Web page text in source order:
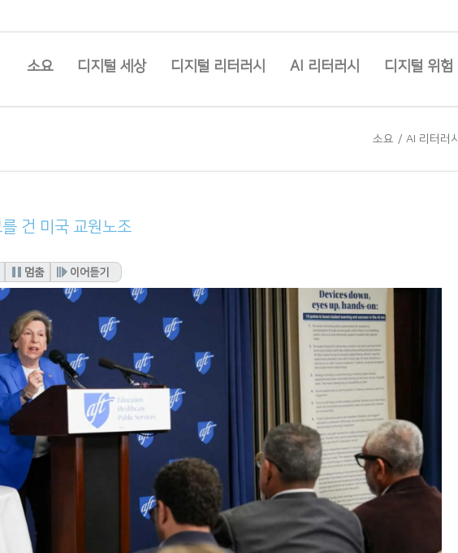
소요 디지털 세상 디지털 리터러시 AI 리터러시 디지털 위험
소요 / AI 리터러시
건 미국 교원노조
멈춤 이어듣기